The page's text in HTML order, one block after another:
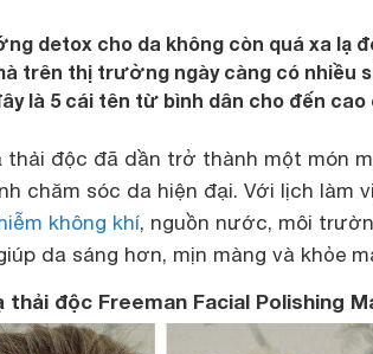
detox cho da không còn quá xa lạ
trên thị trường ngày càng có nhiều
là 5 cái tên từ bình dân cho đến cao
thải độc đã dần trở thành một món
chăm sóc da hiện đại. Với lịch làm
không khí, nguồn nước, môi
da sáng hơn, mịn màng và khỏe
thải độc Freeman Facial Polishing